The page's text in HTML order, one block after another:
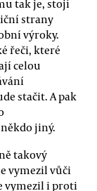
tak je, stojí
strany
výroky.
řeči, které
celou
stačit. A pak
jiný.
takový
vymezil vůči
vymezil i proti